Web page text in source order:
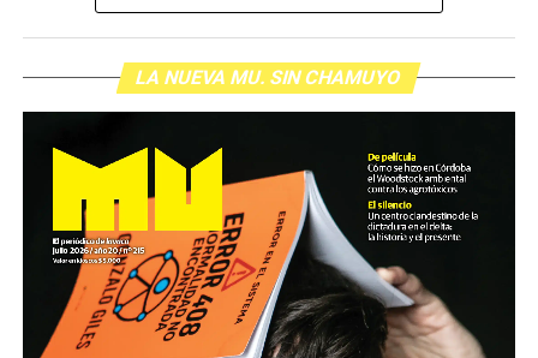
Para descargar los archivos:www.radiolavaca.org
gratuita para todas las emisoras que nos escriban a
infolavaca@yahoo.com.ar
LA NUEVA MU. SIN CHAMUYO